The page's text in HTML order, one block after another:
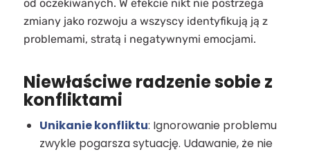
od oczekiwanych. W efekcie nikt nie postrzega
zmiany jako rozwoju a wszyscy identyfikują ją z
problemami, stratą i negatywnymi emocjami.
Niewłaściwe radzenie sobie z
konfliktami
Unikanie konfliktu: Ignorowanie problemu
zwykle pogarsza sytuację. Udawanie, że nie